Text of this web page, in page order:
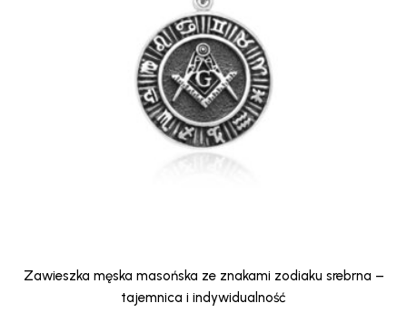
Zawieszka męska masońska ze znakami zodiaku srebrna –
tajemnica i indywidualność